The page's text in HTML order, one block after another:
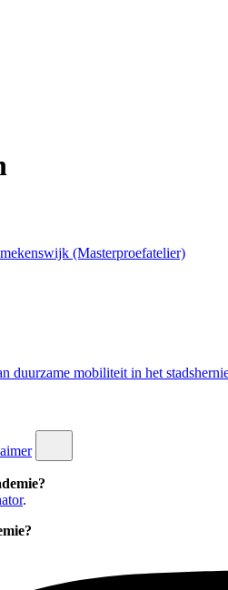
(Masterproefatelier)
duurzame mobiliteit in het
.